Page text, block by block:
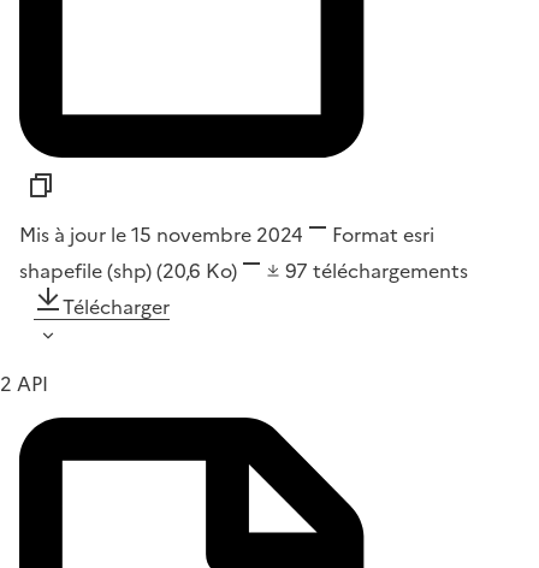
Mis à jour le 15 novembre 2024 Format esri
shapefile (shp)(20,6 Ko) 97 téléchargements
Télécharger
2 API